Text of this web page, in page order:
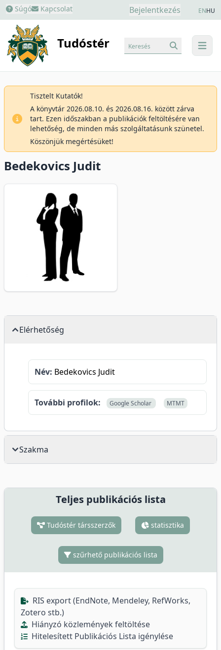
Súgó Kapcsolat Bejelentkezés ENHU
Tudóstér menu
Keresés
Tisztelt Kutatók!
A könyvtár 2026.08.10. és 2026.08.16. között zárva
tart. Ezen időszakban a publikációk feltöltésére van
lehetőség, de minden más szolgáltatásunk szünetel.
Köszönjük megértésüket!
Bedekovics Judit
Elérhetőség
Név: Bedekovics Judit
További profilok: Google Scholar MTMT
Szakma
Teljes publikációs lista
Tudóstér társszerzők statisztika
szűrhető publikációs lista
RIS export (EndNote, Mendeley, RefWorks,
Zotero stb.)
Hiányzó közlemények feltöltése
Hitelesített Publikációs Lista igénylése